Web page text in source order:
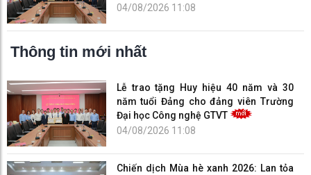
04/08/2026 11:08
Thông tin mới nhất
Lễ trao tặng Huy hiệu 40 năm và 30
năm tuổi Đảng cho đảng viên Trường
Đại học Công nghệ GTVT
04/08/2026 11:08
Chiến dịch Mùa hè xanh 2026: Lan tỏa